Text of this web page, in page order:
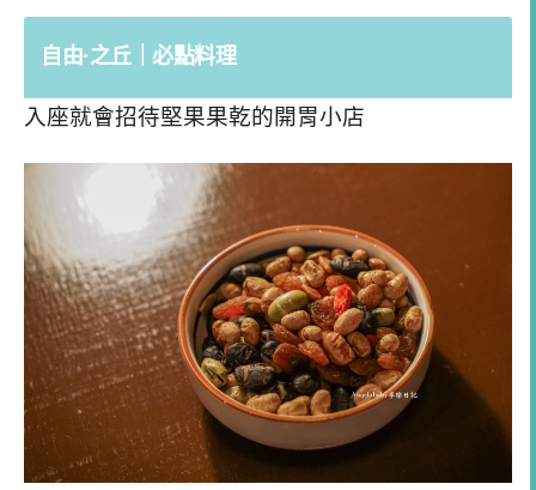
自由·之丘｜必點料理
入座就會招待堅果果乾的開胃小店